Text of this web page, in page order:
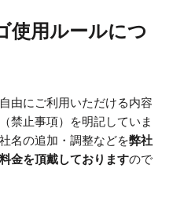
使用ルールにつ
由にご利用いただける内容
禁止事項）を明記していま
名の追加・調整などを弊社
金を頂戴しておりますので